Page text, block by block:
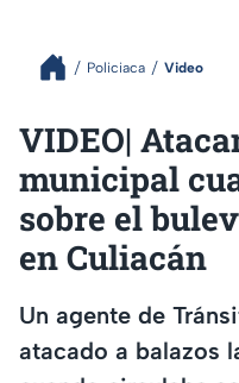
Policiaca Video
VIDEO|
municipal
sobre el
en Culiacán
Un agente de
atacado a balazos